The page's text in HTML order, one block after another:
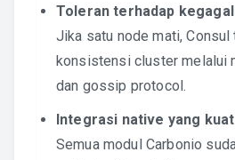
Toleran terhadap
Jika satu node mati,
konsistensi cluster melalui
dan gossip protocol.
Integrasi native yang kuat
Semua modul Carbonio